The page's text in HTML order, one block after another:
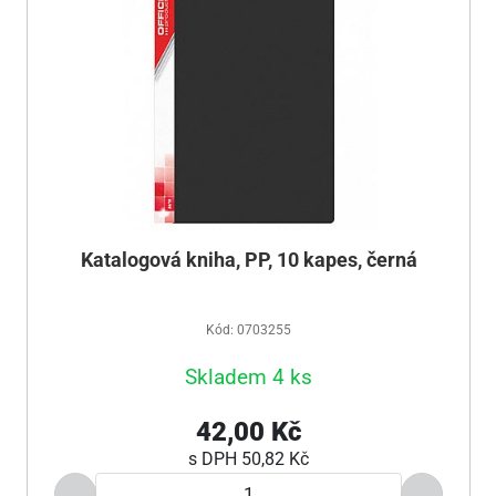
Katalogová kniha, PP, 10 kapes, černá
Kód: 0703255
Skladem 4 ks
42,00 Kč
s DPH 50,82 Kč